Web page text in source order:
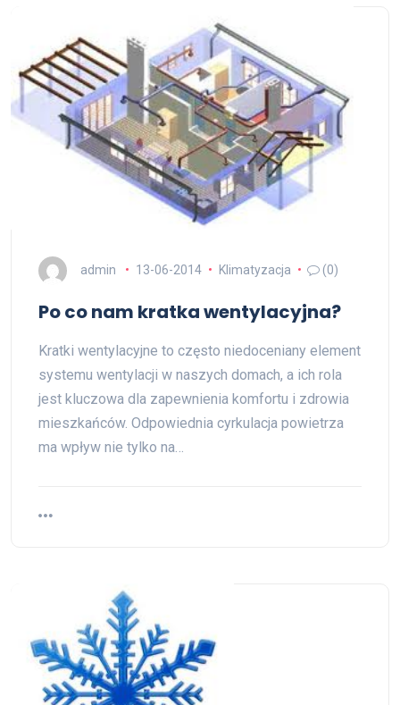
admin 13-06-2014 Klimatyzacja (0)
Po co nam kratka wentylacyjna?
Kratki wentylacyjne to często niedoceniany element
systemu wentylacji w naszych domach, a ich rola
jest kluczowa dla zapewnienia komfortu i zdrowia
mieszkańców. Odpowiednia cyrkulacja powietrza
ma wpływ nie tylko na…